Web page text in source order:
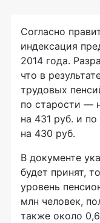
Согласно
индексация
2014 года.
что в
трудовых
по старости —
на 431 руб. и
на 430 руб.
В документе
будет принят,
уровень
млн человек,
также около